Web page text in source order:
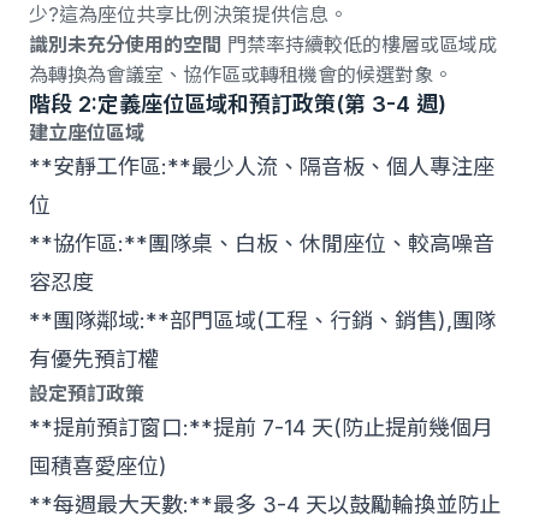
少?這為座位共享比例決策提供信息。
識別未充分使用的空間 門禁率持續較低的樓層或區域成
為轉換為會議室、協作區或轉租機會的候選對象。
階段 2:定義座位區域和預訂政策(第 3-4 週)
建立座位區域
**安靜工作區:**最少人流、隔音板、個人專注座
位
**協作區:**團隊桌、白板、休閒座位、較高噪音
容忍度
**團隊鄰域:**部門區域(工程、行銷、銷售),團隊
有優先預訂權
設定預訂政策
**提前預訂窗口:**提前 7-14 天(防止提前幾個月
囤積喜愛座位)
**每週最大天數:**最多 3-4 天以鼓勵輪換並防止